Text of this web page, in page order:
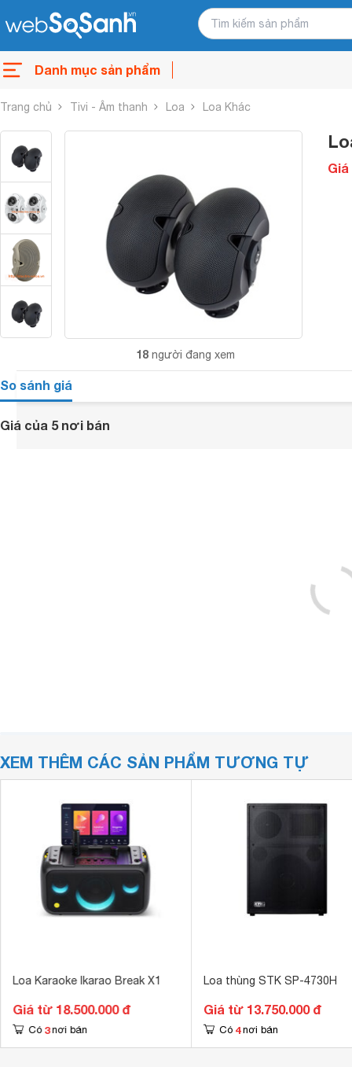
Danh mục sản phẩm
Trang chủ Tivi - Âm thanh Loa Loa Khác
18 người đang xem
Giá
So sánh giá
Giá của 5 nơi bán
XEM THÊM CÁC SẢN PHẨM TƯƠNG TỰ
Loa Karaoke Ikarao Break X1
Giá từ 18.500.000 đ
Có 3 nơi bán
Loa thùng STK SP-4730H
Giá từ 13.750.000 đ
Có 4 nơi bán